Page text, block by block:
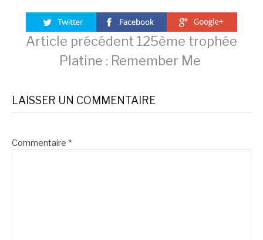
Lire
la
suite
Article précédent 125ème trophée
Platine : Remember Me
LAISSER UN COMMENTAIRE
Commentaire *